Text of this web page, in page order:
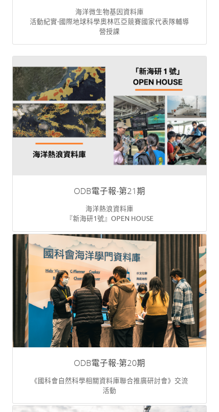
海洋微生物基因資料庫
活動紀實-國際地球科學奧林匹亞競賽國家代表隊輔導
營授課
ODB電子報-第21期
海洋熱浪資料庫
『新海研1號』OPEN HOUSE
ODB電子報-第20期
《國科會自然科學相關資料庫聯合推廣研討會》交流
活動